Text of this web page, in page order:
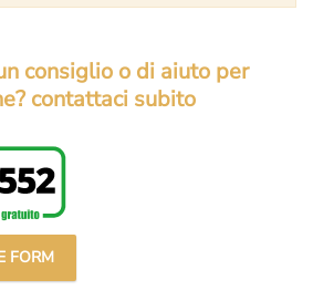
consiglio o di aiuto per
contattaci subito
FORM